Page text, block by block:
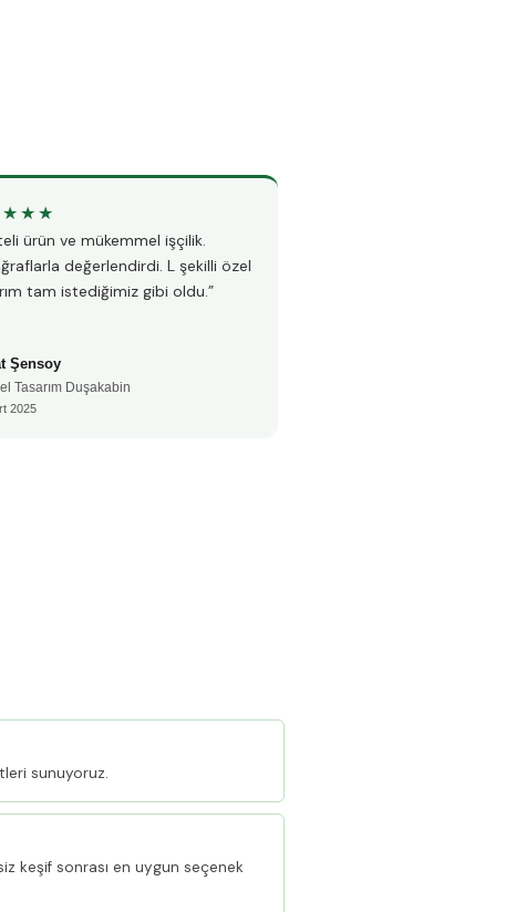
ürün ve mükemmel işçilik.
değerlendirdi. L şekilli özel
tam istediğimiz gibi oldu.”
Şensoy
Tasarım Duşakabin
2025
sunuyoruz.
keşif sonrası en uygun seçenek